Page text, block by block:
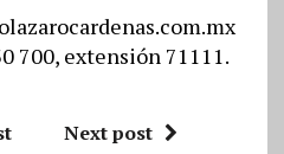
700, extensión 71111.
Next post